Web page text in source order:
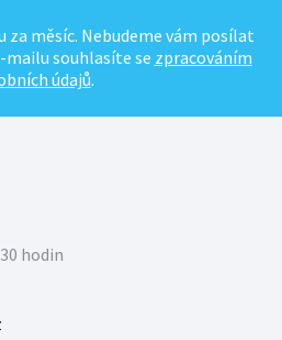
za měsíc. Nebudeme vám posílat
mailu souhlasíte se zpracováním
údajů.